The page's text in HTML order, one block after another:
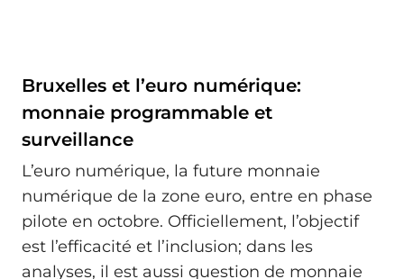
Bruxelles et l’euro numérique:
monnaie programmable et
surveillance
L’euro numérique, la future monnaie
numérique de la zone euro, entre en phase
pilote en octobre. Officiellement, l’objectif
est l’efficacité et l’inclusion; dans les
analyses, il est aussi question de monnaie